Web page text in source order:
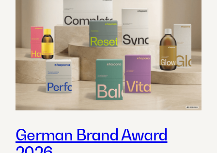
German Brand Award